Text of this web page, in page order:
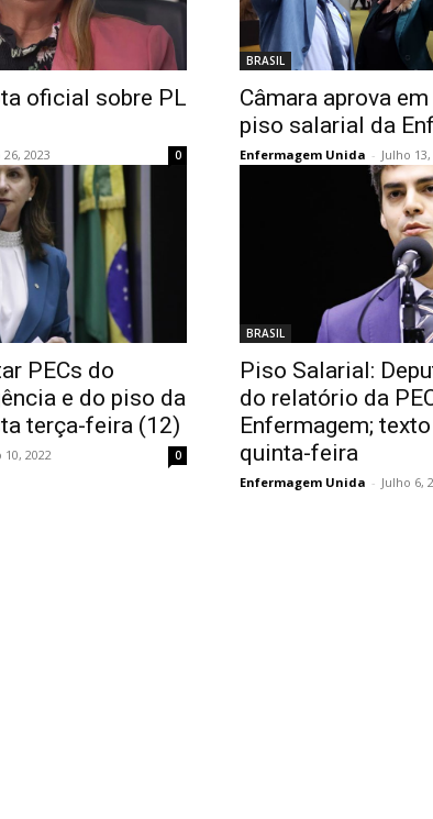
oficial sobre PL
2023 0
BRASIL
Câmara aprova
piso salarial da
Enfermagem Unida - Julho
PECs do
e do piso da
terça-feira (12)
10, 2022 0
BRASIL
Piso Salarial:
do relatório da
Enfermagem;
quinta-feira
Enfermagem Unida - Julho 6,